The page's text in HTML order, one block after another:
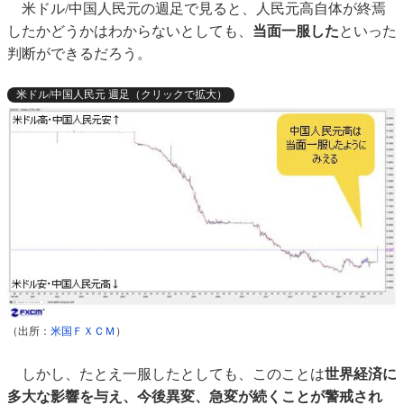
米ドル/中国人民元の週足で見ると、人民元高自体が終焉
したかどうかはわからないとしても、 当面一服したといった
判断ができるだろう。
米ドル/中国人民元 週足（クリックで拡大）
（出所： 米国ＦＸＣＭ ）
しかし、たとえ一服したとしても、このことは世界経済に
多大な影響を与え、今後異変、急変が続くことが警戒され